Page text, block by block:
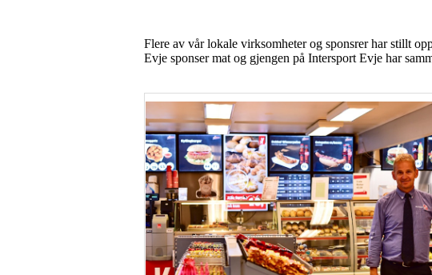
Flere av vår lokale virksomheter og sponsrer har stillt
Evje sponser mat og gjengen på Intersport Evje har